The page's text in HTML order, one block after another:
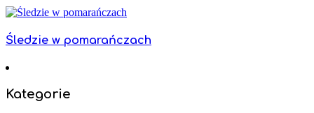
Śledzie w pomarańczach
Kategorie